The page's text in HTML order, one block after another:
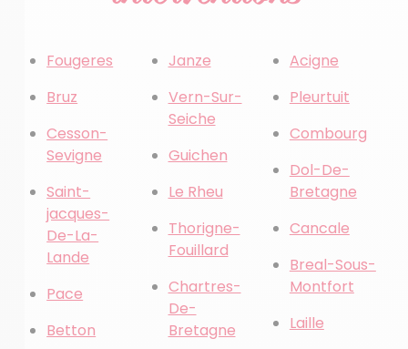
Fougeres
Bruz
Cesson-
Sevigne
Saint-
jacques-
De-La-
Lande
Pace
Betton
Janze
Vern-Sur-
Seiche
Guichen
Le Rheu
Thorigne-
Fouillard
Chartres-
De-
Bretagne
Acigne
Pleurtuit
Combourg
Dol-De-
Bretagne
Cancale
Breal-Sous-
Montfort
Laille